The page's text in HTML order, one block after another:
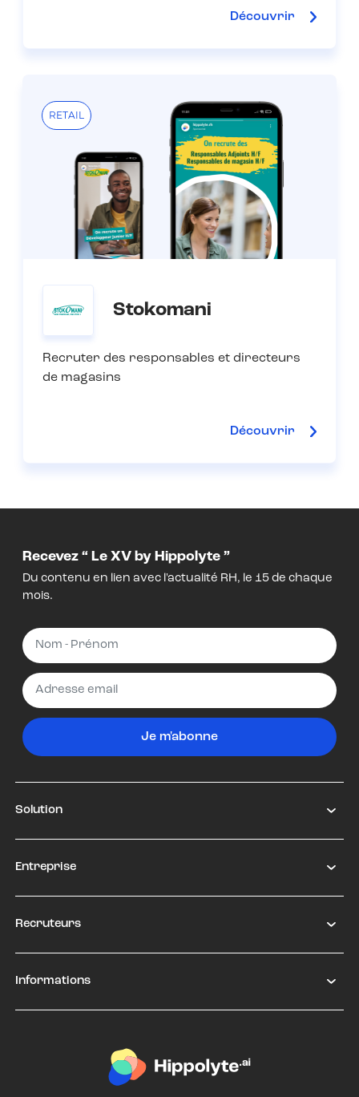
Découvrir
RETAIL
Stokomani
Recruter des responsables et directeurs
de magasins
Découvrir
Recevez “ Le XV by Hippolyte ”
Du contenu en lien avec l'actualité RH, le 15 de chaque
mois.
Je m'abonne
Solution
Entreprise
Recruteurs
Informations